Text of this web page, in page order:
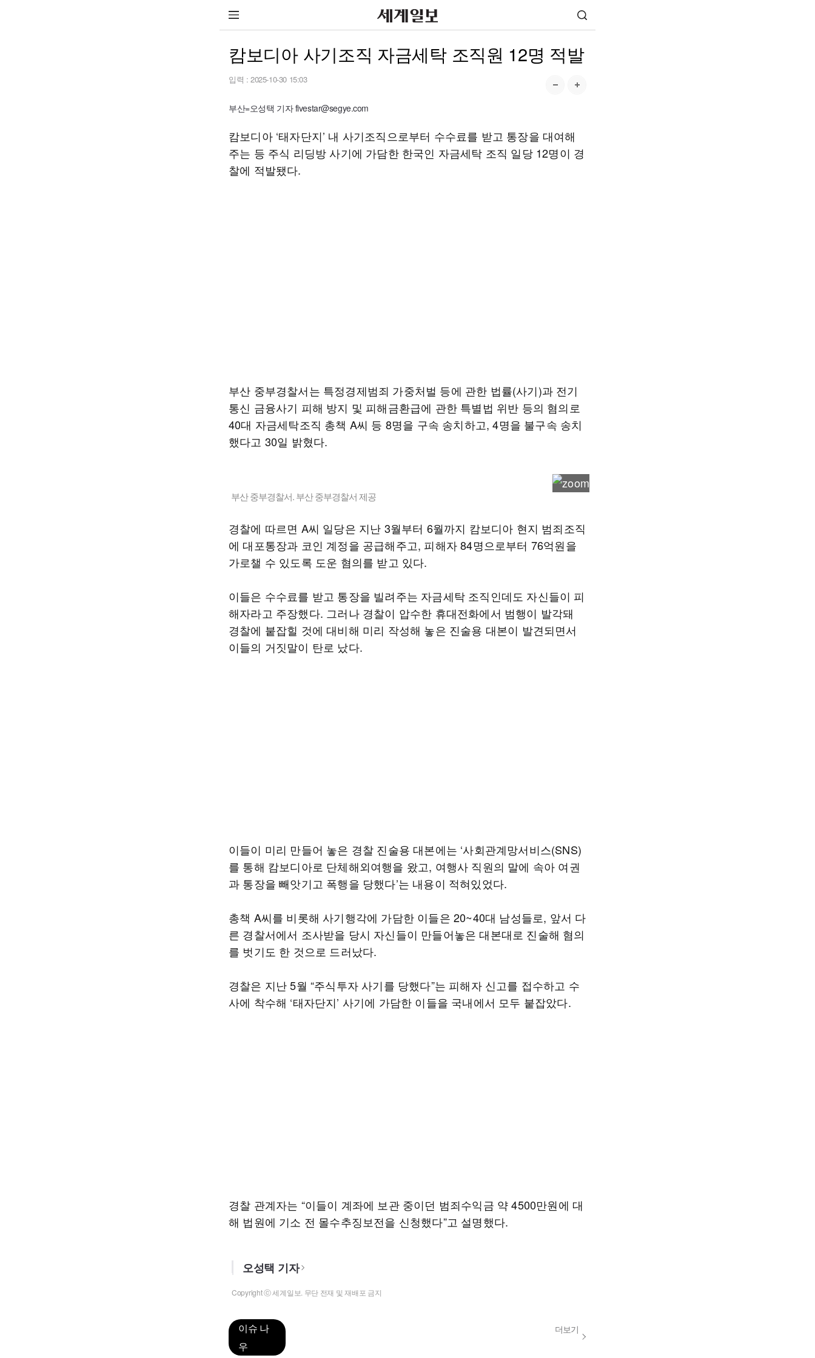
캄보디아 사기조직 자금세탁 조직원 12명 적발
입력 : 2025-10-30 15:03
부산=오성택 기자 fivestar@segye.com
캄보디아 ‘태자단지’ 내 사기조직으로부터 수수료를 받고 통장을 대여해
주는 등 주식 리딩방 사기에 가담한 한국인 자금세탁 조직 일당 12명이 경
찰에 적발됐다.
부산 중부경찰서는 특정경제범죄 가중처벌 등에 관한 법률(사기)과 전기
통신 금융사기 피해 방지 및 피해금환급에 관한 특별법 위반 등의 혐의로
40대 자금세탁조직 총책 A씨 등 8명을 구속 송치하고, 4명을 불구속 송치
했다고 30일 밝혔다.
부산 중부경찰서. 부산 중부경찰서 제공
경찰에 따르면 A씨 일당은 지난 3월부터 6월까지 캄보디아 현지 범죄조직
에 대포통장과 코인 계정을 공급해주고, 피해자 84명으로부터 76억원을
가로챌 수 있도록 도운 혐의를 받고 있다.
이들은 수수료를 받고 통장을 빌려주는 자금세탁 조직인데도 자신들이 피
해자라고 주장했다. 그러나 경찰이 압수한 휴대전화에서 범행이 발각돼
경찰에 붙잡힐 것에 대비해 미리 작성해 놓은 진술용 대본이 발견되면서
이들의 거짓말이 탄로 났다.
이들이 미리 만들어 놓은 경찰 진술용 대본에는 ‘사회관계망서비스(SNS)
를 통해 캄보디아로 단체해외여행을 왔고, 여행사 직원의 말에 속아 여권
과 통장을 빼앗기고 폭행을 당했다’는 내용이 적혀있었다.
총책 A씨를 비롯해 사기행각에 가담한 이들은 20~40대 남성들로, 앞서 다
른 경찰서에서 조사받을 당시 자신들이 만들어놓은 대본대로 진술해 혐의
를 벗기도 한 것으로 드러났다.
경찰은 지난 5월 “주식투자 사기를 당했다”는 피해자 신고를 접수하고 수
사에 착수해 ‘태자단지’ 사기에 가담한 이들을 국내에서 모두 붙잡았다.
경찰 관계자는 “이들이 계좌에 보관 중이던 범죄수익금 약 4500만원에 대
해 법원에 기소 전 몰수추징보전을 신청했다”고 설명했다.
오성택 기자
Copyright ⓒ 세계일보. 무단 전재 및 재배포 금지
이슈 나
우
더보기